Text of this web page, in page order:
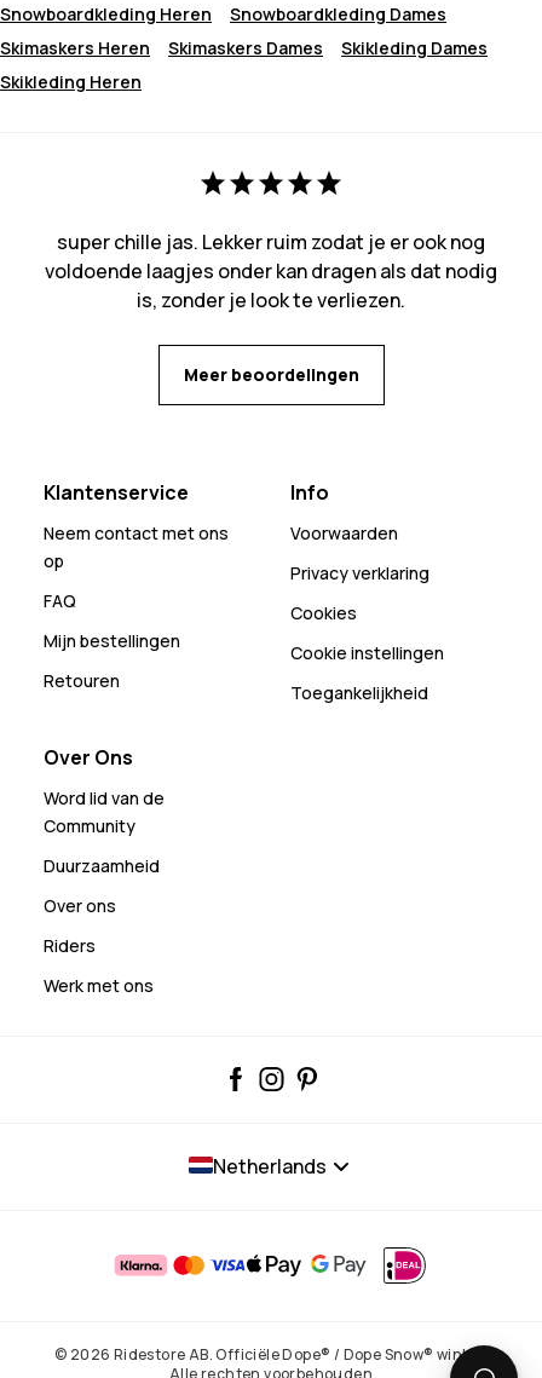
Snowboardkleding Heren
Snowboardkleding Dames
Skimaskers Heren
Skimaskers Dames
Skikleding Dames
Skikleding Heren
super chille jas. Lekker ruim zodat je er ook nog
voldoende laagjes onder kan dragen als dat nodig
is, zonder je look te verliezen.
Meer beoordelingen
Klantenservice
Neem contact met ons
op
FAQ
Mijn bestellingen
Retouren
Info
Voorwaarden
Privacy verklaring
Cookies
Cookie instellingen
Toegankelijkheid
Over Ons
Word lid van de
Community
Duurzaamheid
Over ons
Riders
Werk met ons
Netherlands
© 2026 Ridestore AB. Officiële Dope® / Dope Snow® winkel.
Alle rechten voorbehouden